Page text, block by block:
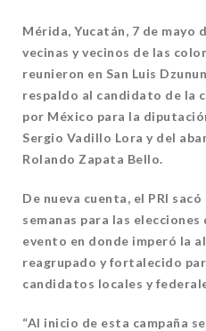
Mérida, Yucatán, 7 de mayo
vecinas y vecinos de las
reunieron en San Luis
respaldo al candidato de la
por México para la
Sergio Vadillo Lora y del
Rolando Zapata Bello.
De nueva cuenta, el PRI
semanas para las elecciones
evento en donde imperó la
reagrupado y fortalecido
candidatos locales y
“Al inicio de esta campaña